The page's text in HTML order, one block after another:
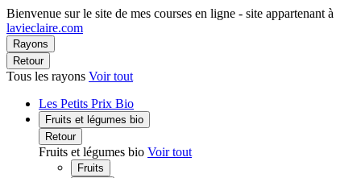
Bienvenue sur le site de mes courses en ligne - site appartenant à
lavieclaire.com
Rayons
Retour
Tous les rayons Voir tout
Les Petits Prix Bio
Fruits et légumes bio
Retour
Fruits et légumes bio Voir tout
Fruits